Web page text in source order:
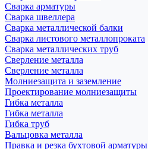
Сварка арматуры
Сварка швеллера
Сварка металлической балки
Сварка листового металлопроката
Сварка металлических труб
Сверление металла
Сверление металла
Молниезащита и заземление
Проектирование молниезащиты
Гибка металла
Гибка металла
Гибка труб
Вальцовка металла
Правка и резка бухтовой арматуры